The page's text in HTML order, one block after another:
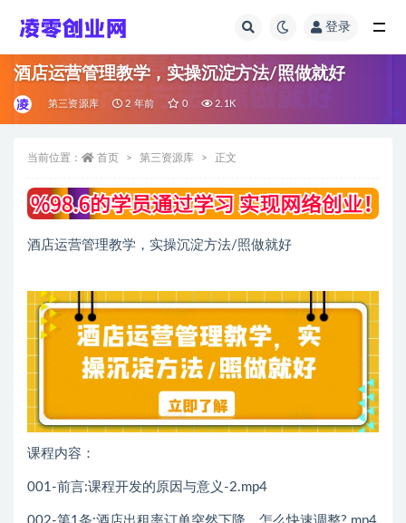
登录
酒店运营管理教学，实操沉淀方法/照做就好
第三资源库 2 年前 0 2.1K
当前位置： 首页 第三资源库 正文
酒店运营管理教学，实操沉淀方法/照做就好
课程内容：
001-前言:课程开发的原因与意义-2.mp4